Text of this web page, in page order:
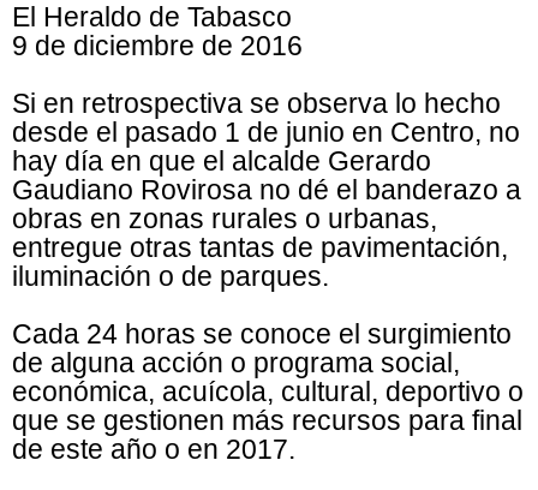
El Heraldo de Tabasco
9 de diciembre de 2016
Si en retrospectiva se observa lo hecho
desde el pasado 1 de junio en Centro, no
hay día en que el alcalde Gerardo
Gaudiano Rovirosa no dé el banderazo a
obras en zonas rurales o urbanas,
entregue otras tantas de pavimentación,
iluminación o de parques.
Cada 24 horas se conoce el surgimiento
de alguna acción o programa social,
económica, acuícola, cultural, deportivo o
que se gestionen más recursos para final
de este año o en 2017.